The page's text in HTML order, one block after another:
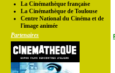
La Cinémathèque française
La Cinémathèque de Toulouse
Centre National du Cinéma et de
l'image animée
Partenaires